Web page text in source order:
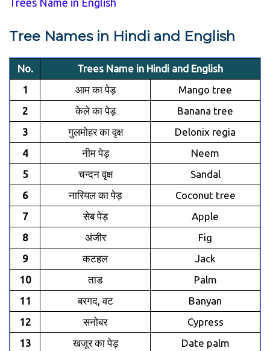
Trees Name in English
Tree Names in Hindi and English
No.
Trees Name in Hindi and English
1
आम का पेड़
Mango tree
2
केले का पेड़
Banana tree
3
गुलमोहर का वृक्ष
Delonix regia
4
नीम पेड़
Neem
5
चन्दन वृक्ष
Sandal
6
नारियल का पेड़
Coconut tree
7
सेब पेड़
Apple
8
अंजीर
Fig
9
कटहल
Jack
10
ताड
Palm
11
बरगद, वट
Banyan
12
सनोबर
Cypress
13
खजूर का पेड़
Date palm